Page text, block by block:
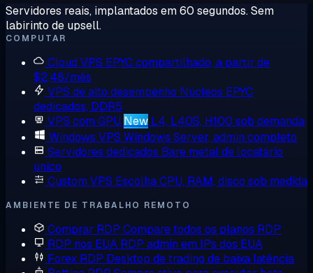
Servidores reais, implantados em 60 segundos. Sem
labirinto de upsell.
COMPUTAR
Cloud VPS EPYC compartilhado, a partir de
$2,48/mês
VPS de alto desempenho Núcleos EPYC
dedicados, DDR5
VPS com GPU New L4, L40S, H100 sob demanda
Windows VPS Windows Server, admin completo
Servidores dedicados Bare metal de locatário
único
Custom VPS Escolha CPU, RAM, disco sob medida
AMBIENTE DE TRABALHO REMOTO
Comprar RDP Compare todos os planos RDP
RDP nos EUA RDP admin em IPs dos EUA
Forex RDP Desktop de trading de baixa latência